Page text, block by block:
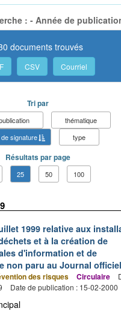
: - Année de
documents trouvés
CSV Courriel
Tri par
thématique
signature
type
Résultats par page
25 50 100
1999 relative aux
et à la création de
d'information et de
non paru au Journal
des risques Circulaire
Date de publication : 15-02-2000